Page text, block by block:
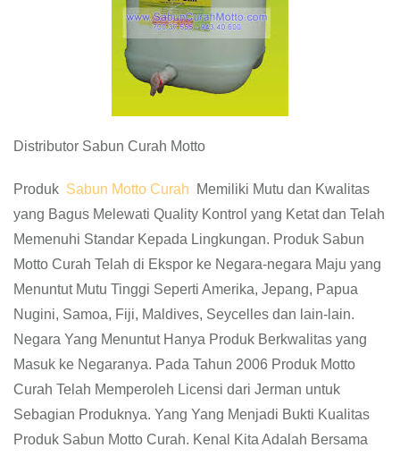
Distributor Sabun Curah Motto
Produk Sabun Motto Curah
Memiliki Mutu dan Kwalitas
yang Bagus Melewati Quality Kontrol yang Ketat dan Telah
Memenuhi Standar Kepada Lingkungan. Produk Sabun
Motto Curah Telah di Ekspor ke Negara-negara Maju yang
Menuntut Mutu Tinggi Seperti Amerika, Jepang, Papua
Nugini, Samoa, Fiji, Maldives, Seycelles dan lain-lain.
Negara Yang Menuntut Hanya Produk Berkwalitas yang
Masuk ke Negaranya. Pada Tahun 2006 Produk Motto
Curah Telah Memperoleh Licensi dari Jerman untuk
Sebagian Produknya. Yang Yang Menjadi Bukti Kualitas
Produk Sabun Motto Curah. Kenal Kita Adalah Bersama